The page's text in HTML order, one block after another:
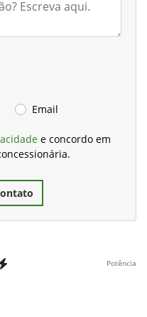
Email
e concordo em
Potência